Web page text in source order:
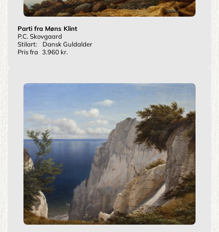
Parti fra Møns Klint
P.C. Skovgaard
Stilart:
Dansk Guldalder
Pris fra 3.960 kr.